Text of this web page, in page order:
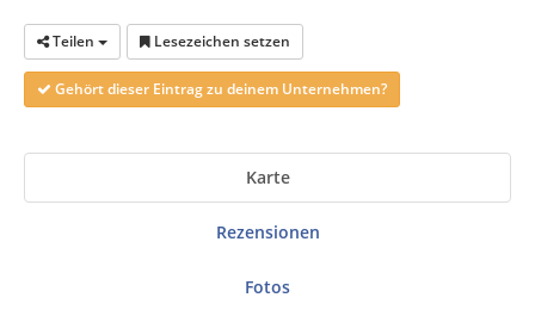
Teilen Lesezeichen setzen
Gehört dieser Eintrag zu deinem Unternehmen?
Karte
Rezensionen
Fotos